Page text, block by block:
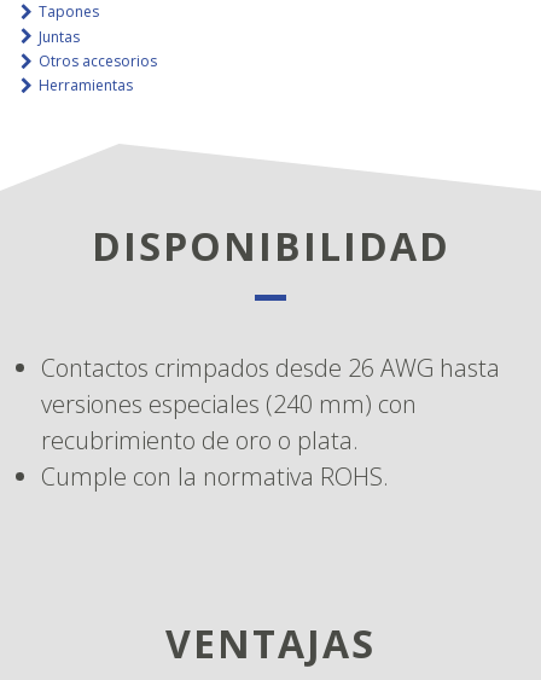
Tapones
Juntas
Otros accesorios
Herramientas
DISPONIBILIDAD
Contactos crimpados desde 26 AWG hasta
versiones especiales (240 mm) con
recubrimiento de oro o plata.
Cumple con la normativa ROHS.
VENTAJAS